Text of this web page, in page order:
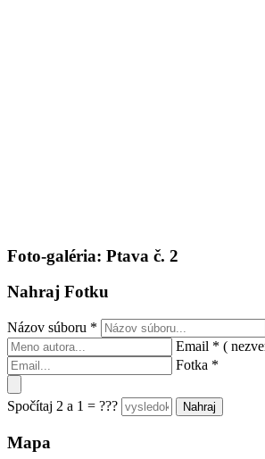
Foto-galéria: Ptava č. 2
Nahraj Fotku
Názov súboru *
Email * (
Fotka *
Spočítaj 2 a 1 = ???
Mapa